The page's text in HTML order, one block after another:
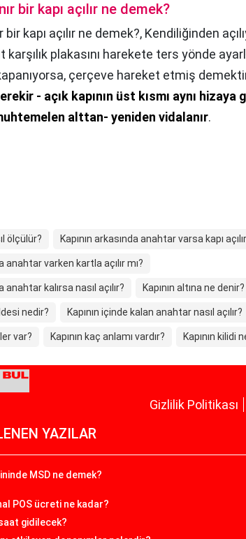
bir kapı açılır ne demek?
bir kapı açılır ne demek?, Kendiliğinden
plakasını harekete ters yönde
çerçeve hareket etmiş
- açık kapının üst kısmı aynı
alttan- yeniden vidalanır.
ölçülür? Kapının arkasında anahtar varsa kapı
anahtar varken kartla açılır mı?
anahtar kalırsa nasıl açılır? Kapının altına ne denir?
nedir? Kapının içinde kalan anahtar nasıl açılır?
var? Kapının kaç anlamı vardır? Kapının kilidi
Gizlilik Politikası
YAZILAR
MSD ne demek?
POS ücreti ne kadar?
gidilecek?